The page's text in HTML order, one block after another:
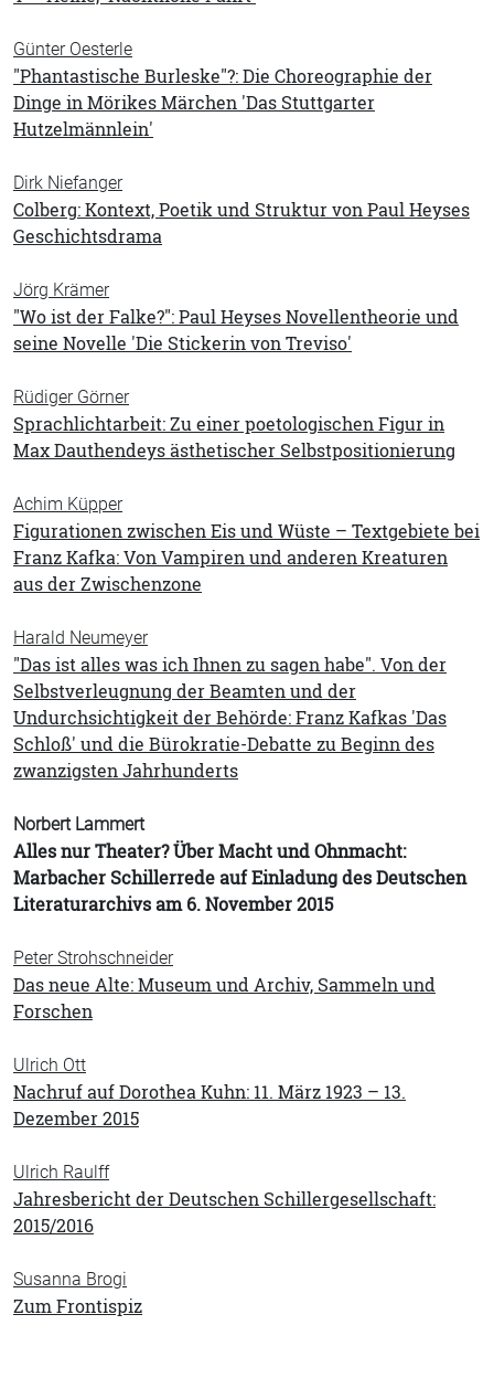
Günter Oesterle
"Phantastische Burleske"?: Die Choreographie der
Dinge in Mörikes Märchen 'Das Stuttgarter
Hutzelmännlein'
Dirk Niefanger
Colberg: Kontext, Poetik und Struktur von Paul Heyses
Geschichtsdrama
Jörg Krämer
"Wo ist der Falke?": Paul Heyses Novellentheorie und
seine Novelle 'Die Stickerin von Treviso'
Rüdiger Görner
Sprachlichtarbeit: Zu einer poetologischen Figur in
Max Dauthendeys ästhetischer Selbstpositionierung
Achim Küpper
Figurationen zwischen Eis und Wüste – Textgebiete bei
Franz Kafka: Von Vampiren und anderen Kreaturen
aus der Zwischenzone
Harald Neumeyer
"Das ist alles was ich Ihnen zu sagen habe". Von der
Selbstverleugnung der Beamten und der
Undurchsichtigkeit der Behörde: Franz Kafkas 'Das
Schloß' und die Bürokratie-Debatte zu Beginn des
zwanzigsten Jahrhunderts
Norbert Lammert
Alles nur Theater? Über Macht und Ohnmacht:
Marbacher Schillerrede auf Einladung des Deutschen
Literaturarchivs am 6. November 2015
Peter Strohschneider
Das neue Alte: Museum und Archiv, Sammeln und
Forschen
Ulrich Ott
Nachruf auf Dorothea Kuhn: 11. März 1923 – 13.
Dezember 2015
Ulrich Raulff
Jahresbericht der Deutschen Schillergesellschaft:
2015/2016
Susanna Brogi
Zum Frontispiz